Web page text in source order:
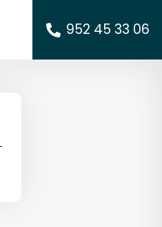
952 45 33 06